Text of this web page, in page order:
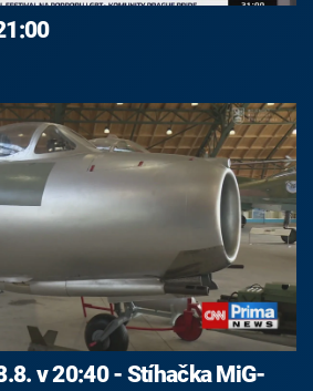
v 20:40 - Stíhačka MiG-